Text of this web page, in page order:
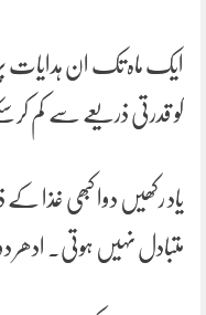
ایک ماہ تک ان ہدایات
کو قدرتی ذریعے سے کم کر
یاد رکھیں دوا کبھی غذا
متبادل نہیں ہوتی۔ ادھر